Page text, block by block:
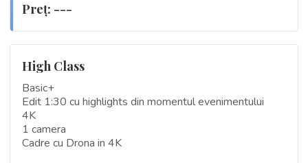
Preţ: ---
High Class
Basic+
Edit 1:30 cu highlights din momentul evenimentului
4K
1 camera
Cadre cu Drona in 4K